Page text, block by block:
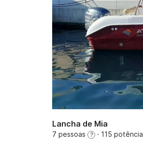
Lancha de Mia
7 pessoas ? · 115 potência